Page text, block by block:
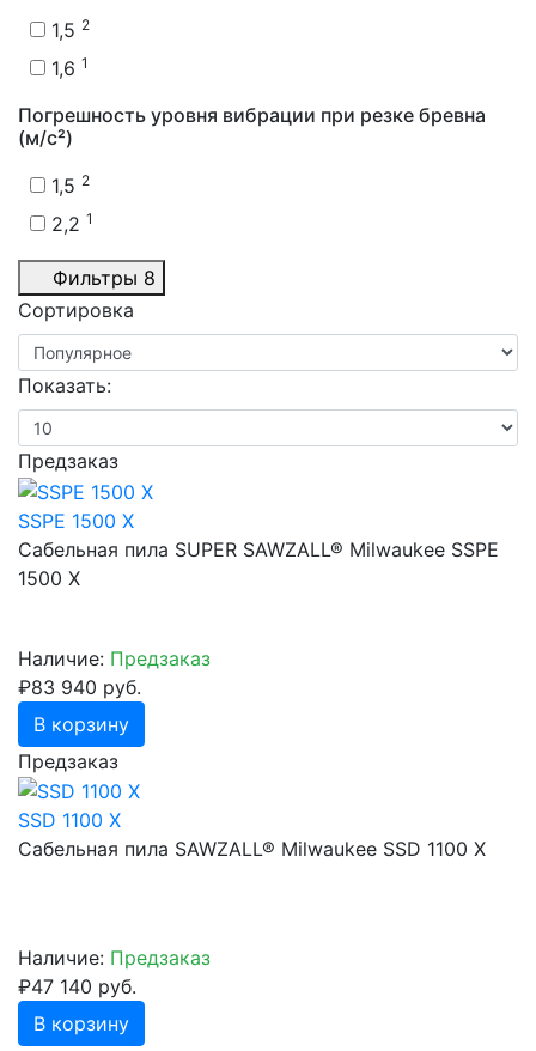
1,5 2
1,6 1
Погрешность уровня вибрации при резке бревна
(м/с²)
1,5 2
2,2 1
Фильтры 8
Сортировка
Показать:
Предзаказ
SSPE 1500 X
Сабельная пила SUPER SAWZALL® Milwaukee SSPE
1500 X
Наличие: Предзаказ
₽83 940 руб.
В корзину
Предзаказ
SSD 1100 X
Сабельная пила SAWZALL® Milwaukee SSD 1100 X
Наличие: Предзаказ
₽47 140 руб.
В корзину